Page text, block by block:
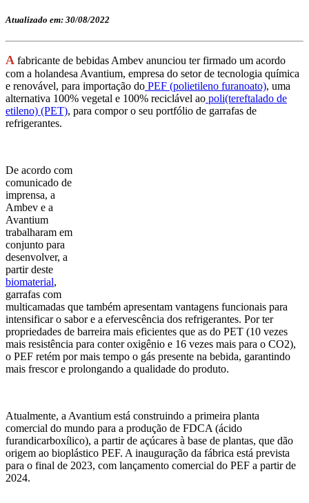
Atualizado em: 30/08/2022
A fabricante de bebidas Ambev anunciou ter firmado um acordo
com a holandesa Avantium, empresa do setor de tecnologia química
e renovável, para importação do PEF (polietileno furanoato), uma
alternativa 100% vegetal e 100% reciclável ao poli(tereftalado de
etileno) (PET), para compor o seu portfólio de garrafas de
refrigerantes.
De acordo com
comunicado de
imprensa, a
Ambev e a
Avantium
trabalharam em
conjunto para
desenvolver, a
partir deste
biomaterial,
garrafas com
multicamadas que também apresentam vantagens funcionais para
intensificar o sabor e a efervescência dos refrigerantes. Por ter
propriedades de barreira mais eficientes que as do PET (10 vezes
mais resistência para conter oxigênio e 16 vezes mais para o CO2),
o PEF retém por mais tempo o gás presente na bebida, garantindo
mais frescor e prolongando a qualidade do produto.
Atualmente, a Avantium está construindo a primeira planta
comercial do mundo para a produção de FDCA (ácido
furandicarboxílico), a partir de açúcares à base de plantas, que dão
origem ao bioplástico PEF. A inauguração da fábrica está prevista
para o final de 2023, com lançamento comercial do PEF a partir de
2024.